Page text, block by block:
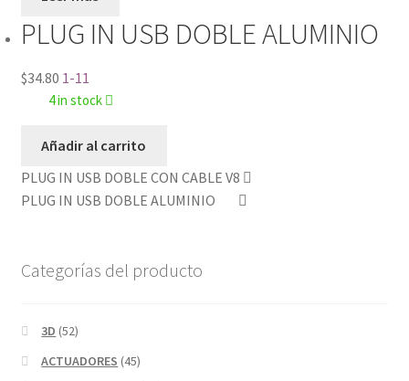
PLUG IN USB DOBLE ALUMINIO
$34.80 1-11
4 in stock
Añadir al carrito
PLUG IN USB DOBLE CON CABLE V8
PLUG IN USB DOBLE ALUMINIO
Categorías del producto
3D (52)
ACTUADORES (45)